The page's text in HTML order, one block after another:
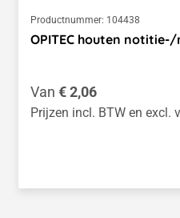
Productnummer: 104438
OPITEC houten
Normale prijs:
Van € 2,06
Prijzen incl. BTW en excl.